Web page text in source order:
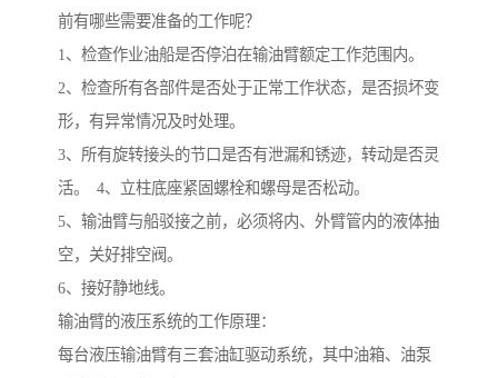
前有哪些需要准备的工作呢？
1、检查作业油船是否停泊在输油臂额定工作范围内。
2、检查所有各部件是否处于正常工作状态，是否损坏变
形，有异常情况及时处理。
3、所有旋转接头的节口是否有泄漏和锈迹，转动是否灵
活。 4、立柱底座紧固螺栓和螺母是否松动。
5、输油臂与船驳接之前，必须将内、外臂管内的液体抽
空，关好排空阀。
6、接好静地线。
输油臂的液压系统的工作原理：
每台液压输油臂有三套油缸驱动系统，其中油箱、油泵